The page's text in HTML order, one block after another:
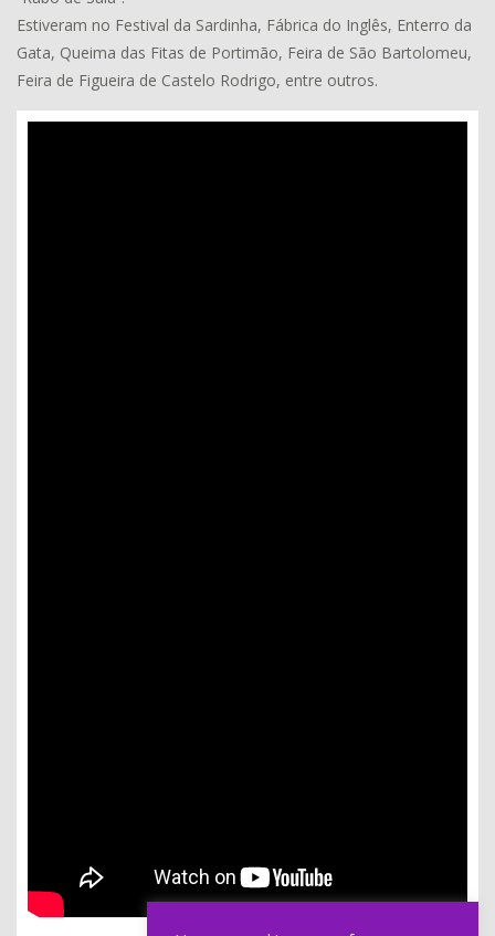
Estiveram no Festival da Sardinha, Fábrica do Inglês, Enterro da
Gata, Queima das Fitas de Portimão, Feira de São Bartolomeu,
Feira de Figueira de Castelo Rodrigo, entre outros.